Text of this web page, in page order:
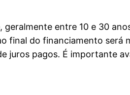
entre 10 e 30
final do financiamento será
pagos. É importante